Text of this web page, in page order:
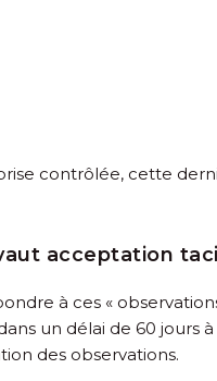
contrôlée, cette
acceptation
à ces «
un délai de 60 jours
des observations.